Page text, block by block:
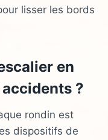
lisser les bords
en
?
rondin est
dispositifs de